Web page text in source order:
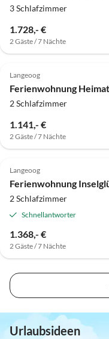
3 Schlafzimmer
1.728,- €
2 Gäste / 7 Nächte
Langeoog
2 Schlafzimmer
1.141,- €
2 Gäste / 7 Nächte
Langeoog
2 Schlafzimmer
Schnellantworter
1.368,- €
2 Gäste / 7 Nächte
Urlaubsideen